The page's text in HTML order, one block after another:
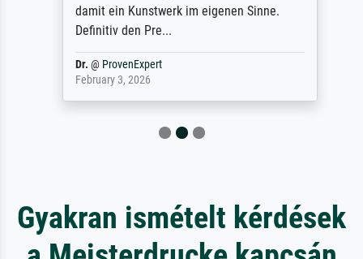
damit ein Kunstwerk im eigenen Sinne.
Definitiv den Pre...
Dr.@ProvenExpert
February 3, 2026
Gyakran ismételt kérdések